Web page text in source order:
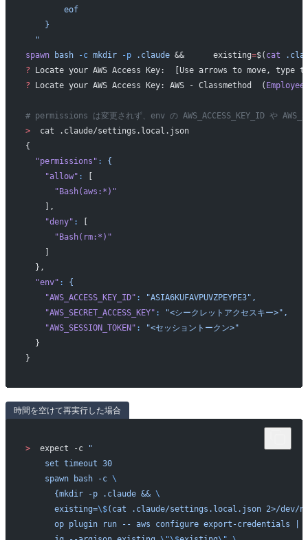
        eof
    }
  "
spawn bash -c mkdir -p .claude &&      existing=$( cat
? Locate your AWS Access Key:  [Use arrows to move,
? Locate your AWS Access Key: AWS - Classmethod  ( Employee
# permissions は変更されず、env の AWS_ACCESS_KEY_ID や
>
  cat .claude/settings.local.json
{
  "permissions"
:
{
    "allow"
:
[
      "Bash(aws:*)"
    ],
    "deny"
:
[
      "Bash(rm:*)"
    ]
  },
  "env"
:
{
    "AWS_ACCESS_KEY_ID"
:
"ASIA6KUFAVPUVZPEYPE3",
    "AWS_SECRET_ACCESS_KEY"
:
"<シークレットアクセスキー>",
    "AWS_SESSION_TOKEN"
:
"<セッショントークン>"
  }
}
時間を空けて再実行した場合
>
  expect -c
"
    set timeout 30
    spawn bash -c
\
      {mkdir -p .claude &&
\
      existing=
\$(cat .claude/settings.local.json 2>/
      op plugin run -- aws configure export-credentials |